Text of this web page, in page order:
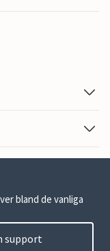
bland de vanliga
support